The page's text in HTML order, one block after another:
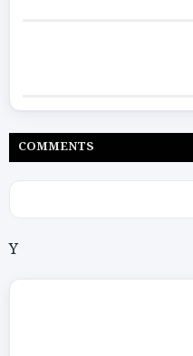
COMMENTS
Y